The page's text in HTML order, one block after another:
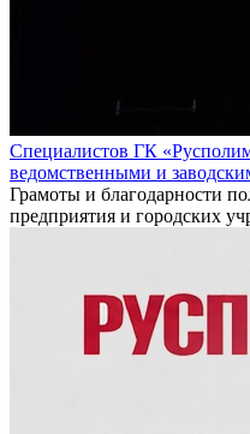
Специалистов ГК
ведомственными и
Грамоты и благодарности
предприятия и городских